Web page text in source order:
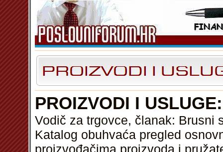
PROIZVODI I
Vodič za trgovce, članak: Brusni
Katalog obuhvaća pregled
proizvođačima proizvoda i